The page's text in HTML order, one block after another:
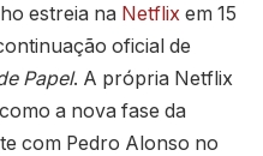
estreia na Netflix em 15
oficial de
Papel. A própria Netflix
a nova fase da
com Pedro Alonso no